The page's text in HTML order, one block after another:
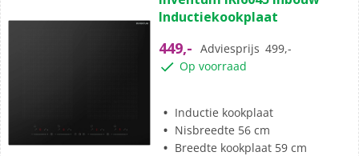
de
sterren.
Inductiekookplaat
449,- Adviesprijs 499,-
Op voorraad
Inductie kookplaat
Nisbreedte 56 cm
Breedte kookplaat 59 cm